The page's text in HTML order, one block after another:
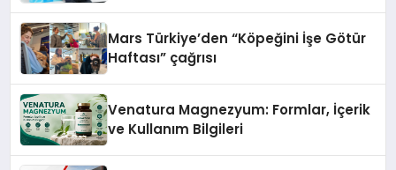
Mars Türkiye’den “Köpeğini İşe Götür
Haftası” çağrısı
Venatura Magnezyum: Formlar, İçerik
ve Kullanım Bilgileri